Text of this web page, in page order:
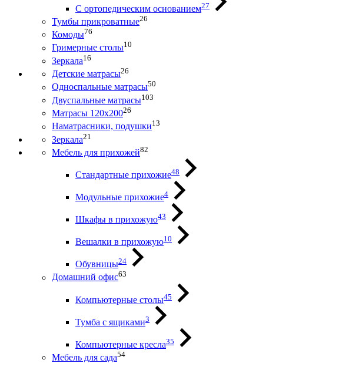
С ортопедическим основанием27
Тумбы прикроватные26
Комоды76
Гримерные столы10
Зеркала16
Детские матрасы26
Односпальные матрасы50
Двуспальные матрасы103
Матрасы 120х20026
Наматрасники, подушки13
Зеркала21
Мебель для прихожей82
Стандартные прихожие48
Модульные прихожие4
Шкафы в прихожую43
Вешалки в прихожую10
Обувницы24
Домашний офис63
Компьютерные столы45
Тумба с ящиками3
Компьютерные кресла35
Мебель для сада54